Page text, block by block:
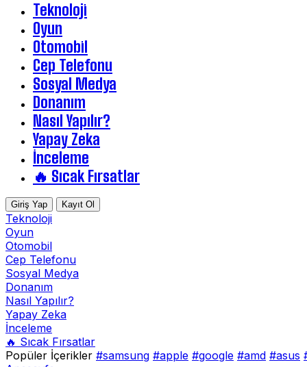
Teknoloji
Oyun
Otomobil
Cep Telefonu
Sosyal Medya
Donanım
Nasıl Yapılır?
Yapay Zeka
İnceleme
🔥 Sıcak Fırsatlar
Giriş Yap Kayıt Ol
Teknoloji
Oyun
Otomobil
Cep Telefonu
Sosyal Medya
Donanım
Nasıl Yapılır?
Yapay Zeka
İnceleme
🔥 Sıcak Fırsatlar
Popüler İçerikler #samsung #apple #google #amd #asus